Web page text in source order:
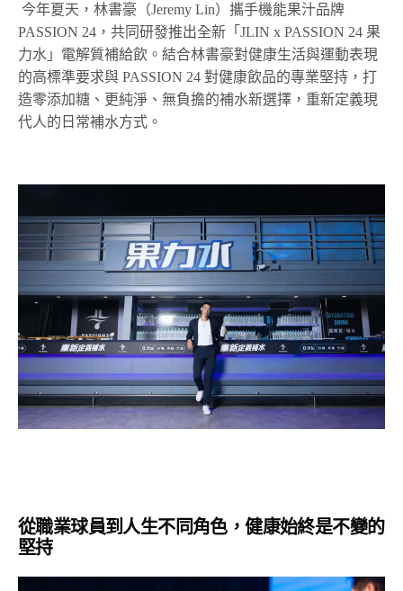
今年夏天，林書豪（Jeremy Lin）攜手機能果汁品牌
PASSION 24，共同研發推出全新「JLIN x PASSION 24 果
力水」電解質補給飲。結合林書豪對健康生活與運動表現
的高標準要求與 PASSION 24 對健康飲品的專業堅持，打
造零添加糖、更純淨、無負擔的補水新選擇，重新定義現
代人的日常補水方式。
從職業球員到人生不同角色，健康始終是不變的
堅持